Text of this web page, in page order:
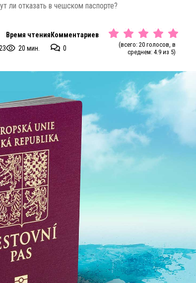
ли отказать в чешском паспорте?
Время чтения
20 мин.
Комментариев
0
(всего: 20 голосов, в
среднем: 4.9 из 5)